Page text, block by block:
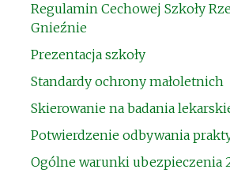
Regulamin Cechowej Szkoły
Gnieźnie
Prezentacja szkoły
Standardy ochrony małoletnich
Skierowanie na badania
Potwierdzenie odbywania
Ogólne warunki ubezpieczenia